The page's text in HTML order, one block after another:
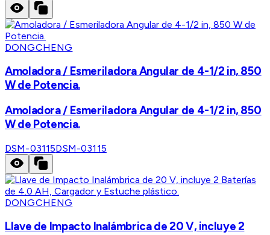
DONGCHENG
Amoladora / Esmeriladora Angular de 4-1/2 in, 850
W de Potencia.
Amoladora / Esmeriladora Angular de 4-1/2 in, 850
W de Potencia.
DSM-03115DSM-03115
DONGCHENG
Llave de Impacto Inalámbrica de 20 V, incluye 2